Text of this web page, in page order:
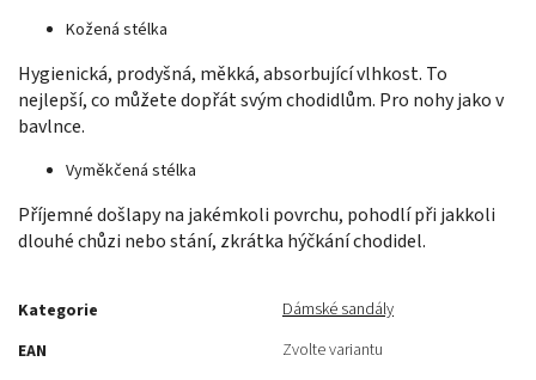
Kožená stélka
Hygienická, prodyšná, měkká, absorbující vlhkost. To
nejlepší, co můžete dopřát svým chodidlům. Pro nohy jako v
bavlnce.
Vyměkčená stélka
Příjemné došlapy na jakémkoli povrchu, pohodlí při jakkoli
dlouhé chůzi nebo stání, zkrátka hýčkání chodidel.
Kategorie
Dámské sandály
EAN
Zvolte variantu